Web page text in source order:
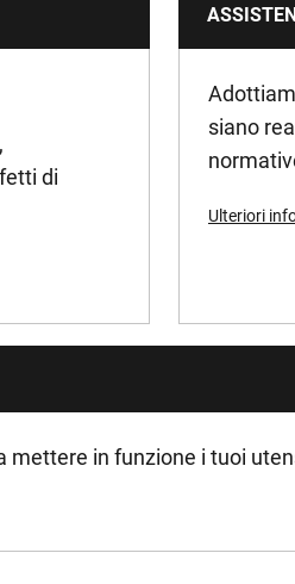
di
siano
Ulteriori
mettere in funzione i tuoi